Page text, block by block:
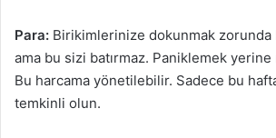
Para: Birikimlerinize dokunmak
ama bu sizi batırmaz. Paniklemek yerine
Bu harcama yönetilebilir. Sadece bu
temkinli olun.